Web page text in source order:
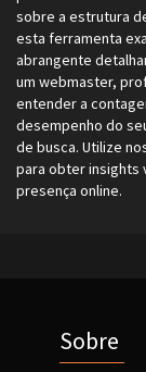
sobre a estrutura
esta ferramenta
abrangente
um webmaster,
entender a
desempenho do
de busca. Utilize
para obter insights
presença online.
Sobre